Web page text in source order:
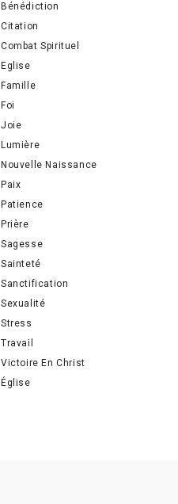
Bénédiction
Citation
Combat Spirituel
Eglise
Famille
Foi
Joie
Lumière
Nouvelle Naissance
Paix
Patience
Prière
Sagesse
Sainteté
Sanctification
Sexualité
Stress
Travail
Victoire En Christ
Église